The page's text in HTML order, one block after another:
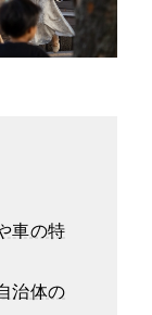
車の特
治体の